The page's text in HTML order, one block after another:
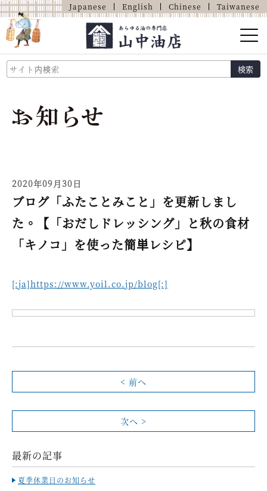
Japanese English Chinese Taiwanese
検索
山中油店的介紹
商品介紹
2020年09月30日
ブログ「ふたことみこと」を更新しまし
た。【「おだしドレッシング」と秋の食材
「キノコ」を使った簡単レシピ】
[:ja]https://www.yoil.co.jp/blog[:]
< 前へ
次へ >
最新の記事
夏季休業日のお知らせ